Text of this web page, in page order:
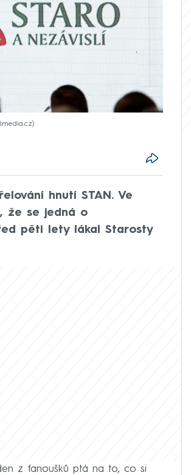
hnutí STAN. Ve
že se jedná o
pěti lety lákal Starosty
z fanoušků ptá na to, co si